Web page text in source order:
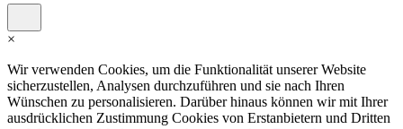
×
Wir verwenden Cookies, um die Funktionalität unserer Website
sicherzustellen, Analysen durchzuführen und sie nach Ihren
Wünschen zu personalisieren. Darüber hinaus können wir mit Ihrer
ausdrücklichen Zustimmung Cookies von Erstanbietern und Dritten